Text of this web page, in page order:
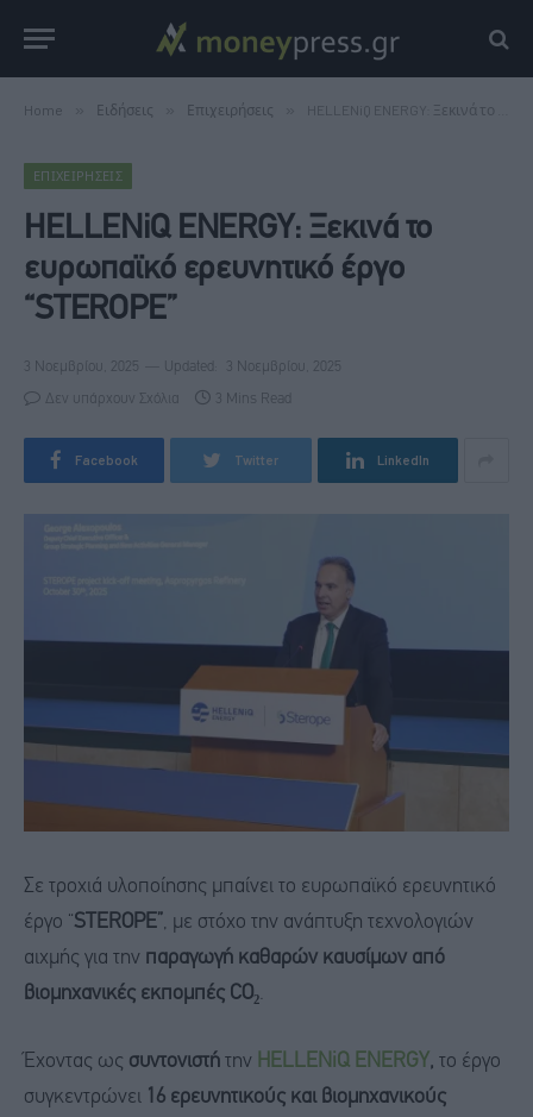
Home Ειδήσεις Επιχειρήσεις HELLENiQ ENERGY: Ξεκινά το ευρωπαϊκό ερευνητικό έργο “STEROPE”
ΕΠΙΧΕΙΡΉΣΕΙΣ
HELLENiQ ENERGY: Ξεκινά το
ευρωπαϊκό ερευνητικό έργο
“STEROPE”
3 Νοεμβρίου, 2025 Updated: 3 Νοεμβρίου, 2025
Δεν υπάρχουν Σχόλια 3 Mins Read
Facebook Twitter LinkedIn
Σε τροχιά υλοποίησης μπαίνει το ευρωπαϊκό ερευνητικό
έργο “STEROPE” , με στόχο την ανάπτυξη τεχνολογιών
αιχμής για την παραγωγή καθαρών καυσίμων από
βιομηχανικές εκπομπές CO₂.
Έχοντας ως συντονιστή την HELLENiQ ENERGY, το έργο
συγκεντρώνει
16 ερευνητικούς και βιομηχανικούς